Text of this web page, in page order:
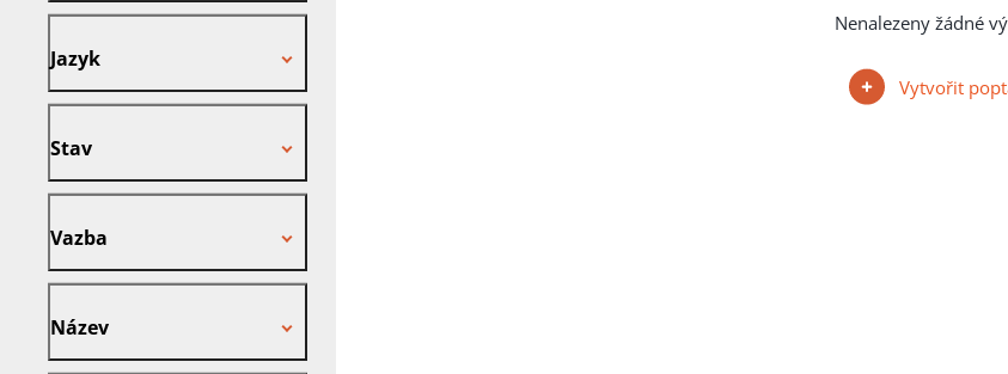
Jazyk
Stav
Vazba
Název
Nenalezeny žádné
Vytvořit